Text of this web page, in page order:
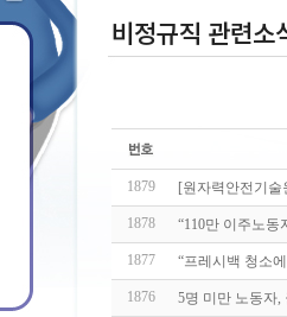
비정규직 관련소
1879 [원자력안전기
1878 “110만 이주노
1877 “프레시백 청소
1876 5명 미만 노동자,